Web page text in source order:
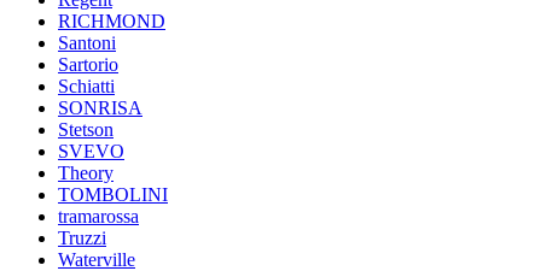
RICHMOND
Santoni
Sartorio
Schiatti
SONRISA
Stetson
SVEVO
Theory
TOMBOLINI
tramarossa
Truzzi
Waterville